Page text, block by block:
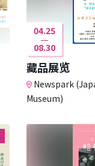
04.25
08.30
藏品展览
Newspark
Museum)